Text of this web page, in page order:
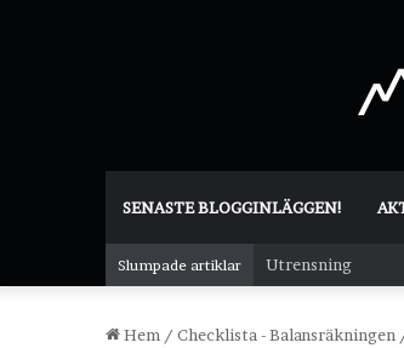
SENASTE BLOGGINLÄGGEN!
Slumpade artiklar Utrensning
Hem / Checklista - Balansräkningen